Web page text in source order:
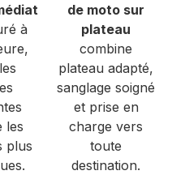
à
les
plus
de moto sur
plateau
combine
plateau adapté,
sanglage soigné
et prise en
charge vers
toute
destination.